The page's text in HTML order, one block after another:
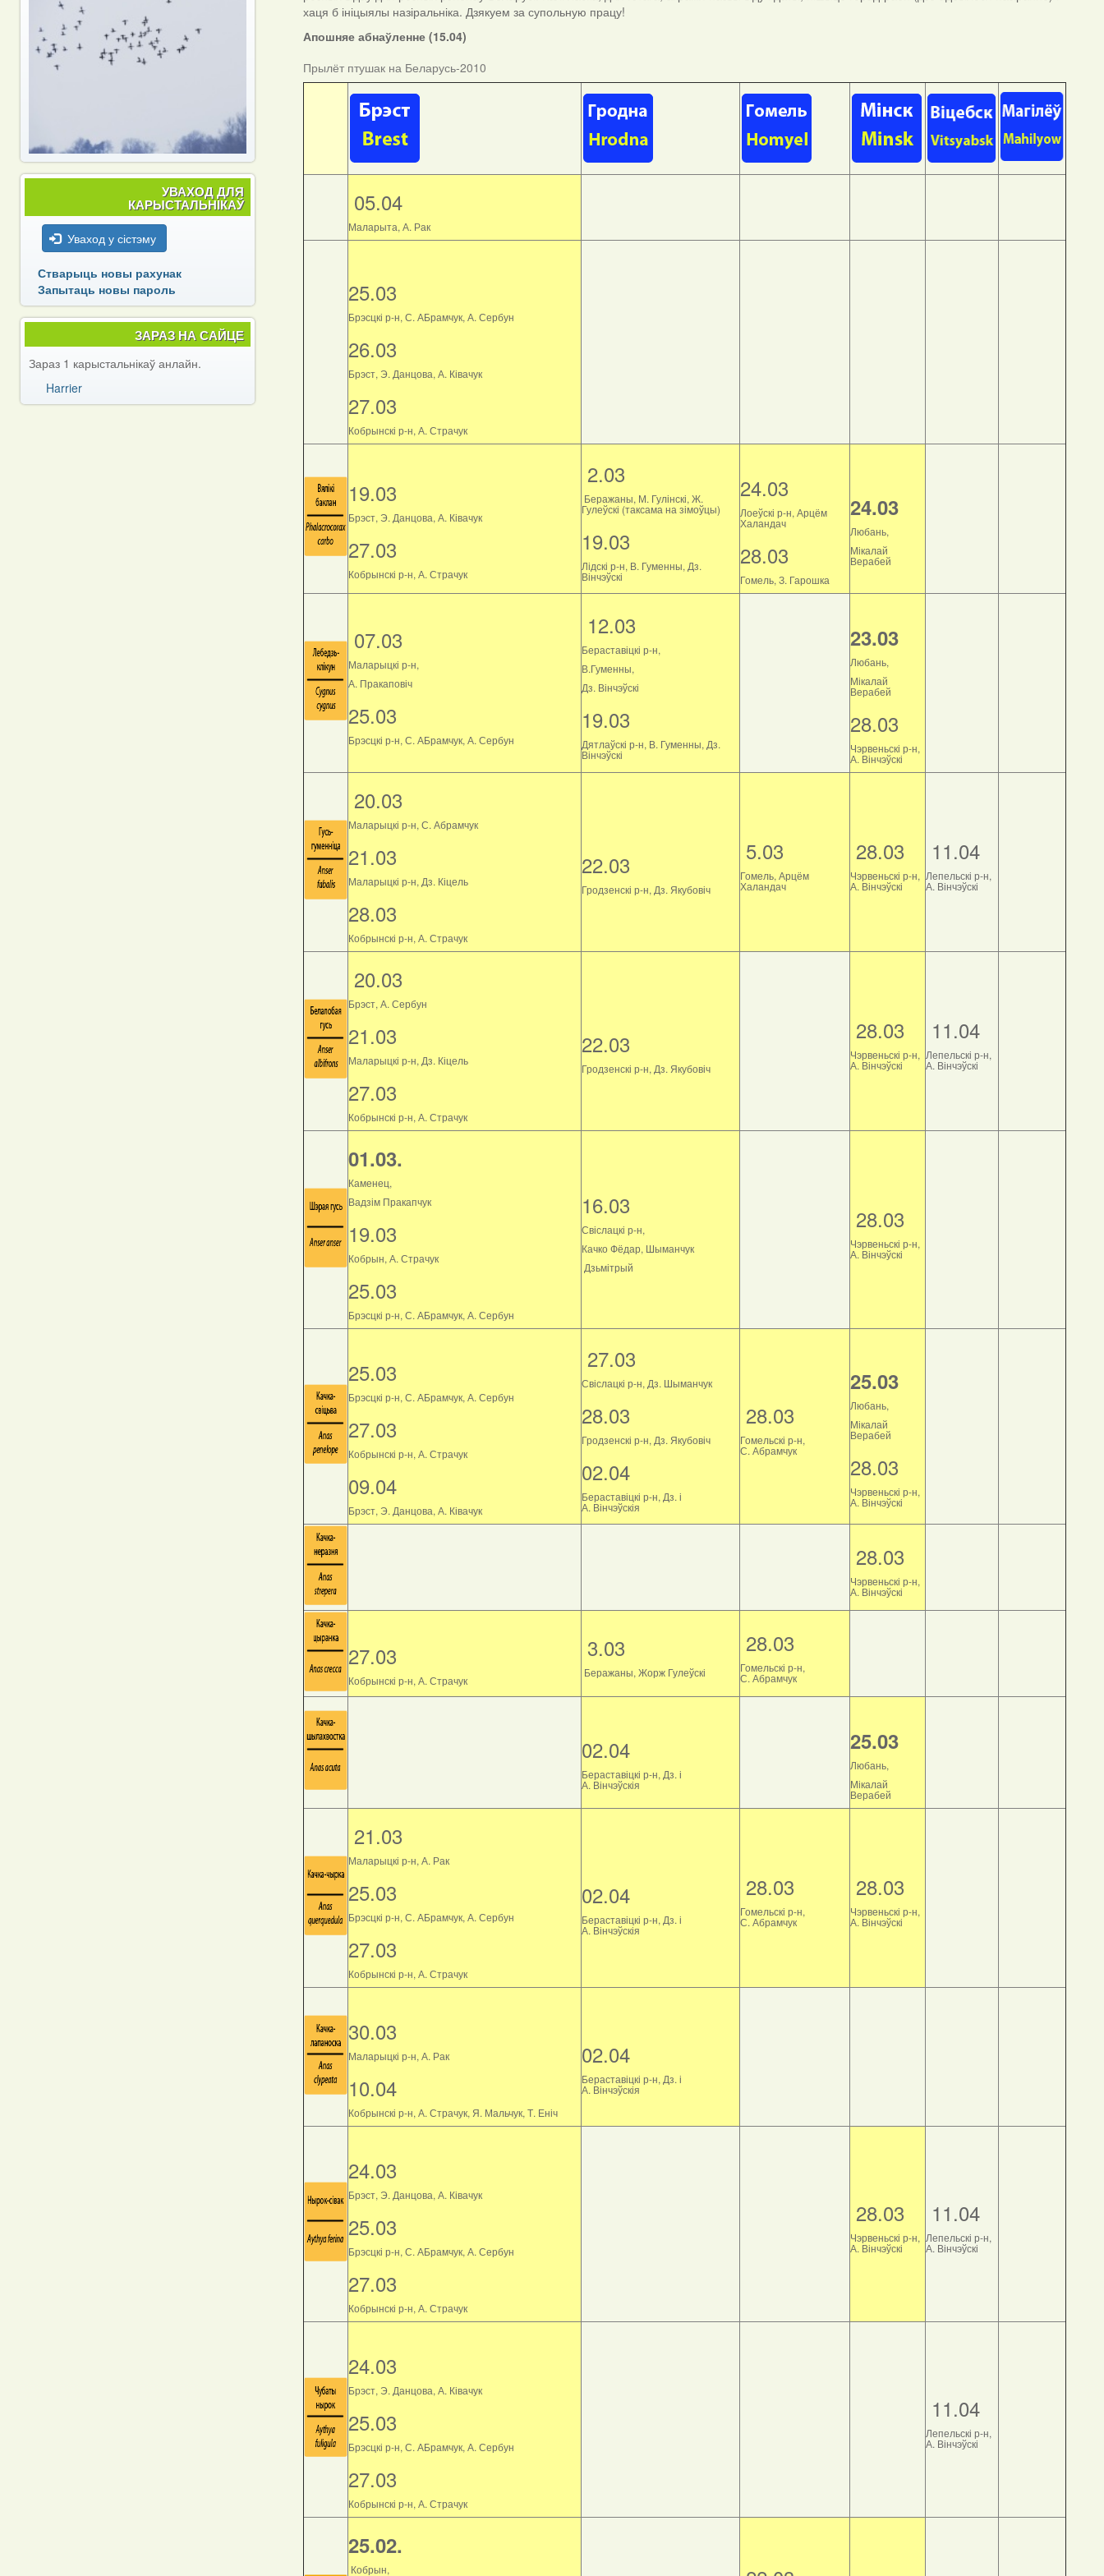
хаця б ініцыялы назіральніка. Дзякуем за супольную працу!
Апошняе абнаўленне (15.04)
Прылёт птушак на Беларусь-2010
05.04
Маларыта, А. Рак
25.03
Брэсцкі р-н, С. АБрамчук, А. Сербун
26.03
Брэст, Э. Данцова, А. Ківачук
27.03
Кобрынскі р-н, А. Страчук
19.03
Брэст, Э. Данцова, А. Ківачук
27.03
Кобрынскі р-н, А. Страчук
2.03
Беражаны, М. Гулінскі, Ж.
Гулеўскі (таксама на зімоўцы)
19.03
Лідскі р-н, В. Гуменны, Дз.
Вінчэўскі
24.03
Лоеўскі р-н, Арцём
Халандач
28.03
Гомель, З. Гарошка
24.03
Любань,
Мікалай
Верабей
07.03
Маларыцкі р-н,
А. Пракаповіч
25.03
Брэсцкі р-н, С. АБрамчук, А. Сербун
12.03
Бераставіцкі р-н,
В.Гуменны,
Дз. Вінчэўскі
19.03
Дятлаўскі р-н, В. Гуменны, Дз.
Вінчэўскі
23.03
Любань,
Мікалай
Верабей
28.03
Чэрвеньскі р-н,
А. Вінчэўскі
20.03
Маларыцкі р-н, С. Абрамчук
21.03
Маларыцкі р-н, Дз. Кіцель
28.03
Кобрынскі р-н, А. Страчук
22.03
Гродзенскі р-н, Дз. Якубовіч
5.03
Гомель, Арцём
Халандач
28.03
Чэрвеньскі р-н,
А. Вінчэўскі
11.04
Лепельскі р-н,
А. Вінчэўскі
20.03
Брэст, А. Сербун
21.03
Маларыцкі р-н, Дз. Кіцель
27.03
Кобрынскі р-н, А. Страчук
22.03
Гродзенскі р-н, Дз. Якубовіч
28.03
Чэрвеньскі р-н,
А. Вінчэўскі
11.04
Лепельскі р-н,
А. Вінчэўскі
01.03.
Каменец,
Вадзім Пракапчук
19.03
Кобрын, А. Страчук
25.03
Брэсцкі р-н, С. АБрамчук, А. Сербун
16.03
Свіслацкі р-н,
Качко Фёдар, Шыманчук
Дзьмітрый
28.03
Чэрвеньскі р-н,
А. Вінчэўскі
25.03
Брэсцкі р-н, С. АБрамчук, А. Сербун
27.03
Кобрынскі р-н, А. Страчук
09.04
Брэст, Э. Данцова, А. Ківачук
27.03
Свіслацкі р-н, Дз. Шыманчук
28.03
Гродзенскі р-н, Дз. Якубовіч
02.04
Бераставіцкі р-н, Дз. і
А. Вінчэўскія
28.03
Гомельскі р-н,
С. Абрамчук
25.03
Любань,
Мікалай
Верабей
28.03
Чэрвеньскі р-н,
А. Вінчэўскі
28.03
Чэрвеньскі р-н,
А. Вінчэўскі
27.03
Кобрынскі р-н, А. Страчук
3.03
Беражаны, Жорж Гулеўскі
28.03
Гомельскі р-н,
С. Абрамчук
02.04
Бераставіцкі р-н, Дз. і
А. Вінчэўскія
25.03
Любань,
Мікалай
Верабей
21.03
Маларыцкі р-н, А. Рак
25.03
Брэсцкі р-н, С. АБрамчук, А. Сербун
27.03
Кобрынскі р-н, А. Страчук
02.04
Бераставіцкі р-н, Дз. і
А. Вінчэўскія
28.03
Гомельскі р-н,
С. Абрамчук
28.03
Чэрвеньскі р-н,
А. Вінчэўскі
30.03
Маларыцкі р-н, А. Рак
10.04
Кобрынскі р-н, А. Страчук, Я. Мальчук, Т. Еніч
02.04
Бераставіцкі р-н, Дз. і
А. Вінчэўскія
24.03
Брэст, Э. Данцова, А. Ківачук
25.03
Брэсцкі р-н, С. АБрамчук, А. Сербун
27.03
Кобрынскі р-н, А. Страчук
28.03
Чэрвеньскі р-н,
А. Вінчэўскі
11.04
Лепельскі р-н,
А. Вінчэўскі
24.03
Брэст, Э. Данцова, А. Ківачук
25.03
Брэсцкі р-н, С. АБрамчук, А. Сербун
27.03
Кобрынскі р-н, А. Страчук
11.04
Лепельскі р-н,
А. Вінчэўскі
25.02.
Кобрын,
УВАХОД ДЛЯ
КАРЫСТАЛЬНІКАЎ
Уваход у сістэму
Стварыць новы рахунак
Запытаць новы пароль
ЗАРАЗ НА САЙЦЕ
Зараз 1 карыстальнікаў анлайн.
Harrier